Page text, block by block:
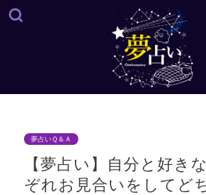
夢占いＱ＆Ａ
【夢占い】自分と好き
ぞれお見合いをしてど